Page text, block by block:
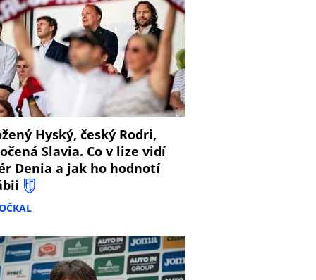
Hyský, český Rodri,
Slavia. Co v lize vidí
Denia a jak ho hodnotí